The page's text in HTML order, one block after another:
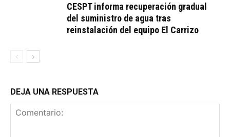
CESPT informa recuperación gradual
del suministro de agua tras
reinstalación del equipo El Carrizo
DEJA UNA RESPUESTA